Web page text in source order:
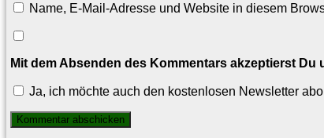
Name, E-Mail-Adresse und Website in diesem
Mit dem Absenden des Kommentars akzeptierst Du
Ja, ich möchte auch den kostenlosen Newsletter